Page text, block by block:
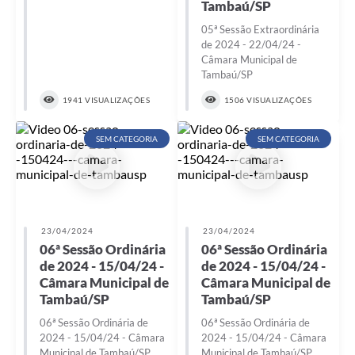
1941 VISUALIZAÇÕES
Tambaú/SP
05ª Sessão Extraordinária
de 2024 - 22/04/24 -
Câmara Municipal de
Tambaú/SP
1506 VISUALIZAÇÕES
SEM CATEGORIA
23/04/2024
06ª Sessão Ordinária
de 2024 - 15/04/24 -
Câmara Municipal de
Tambaú/SP
06ª Sessão Ordinária de
2024 - 15/04/24 - Câmara
Municipal de Tambaú/SP
SEM CATEGORIA
23/04/2024
06ª Sessão Ordinária
de 2024 - 15/04/24 -
Câmara Municipal de
Tambaú/SP
06ª Sessão Ordinária de
2024 - 15/04/24 - Câmara
Municipal de Tambaú/SP